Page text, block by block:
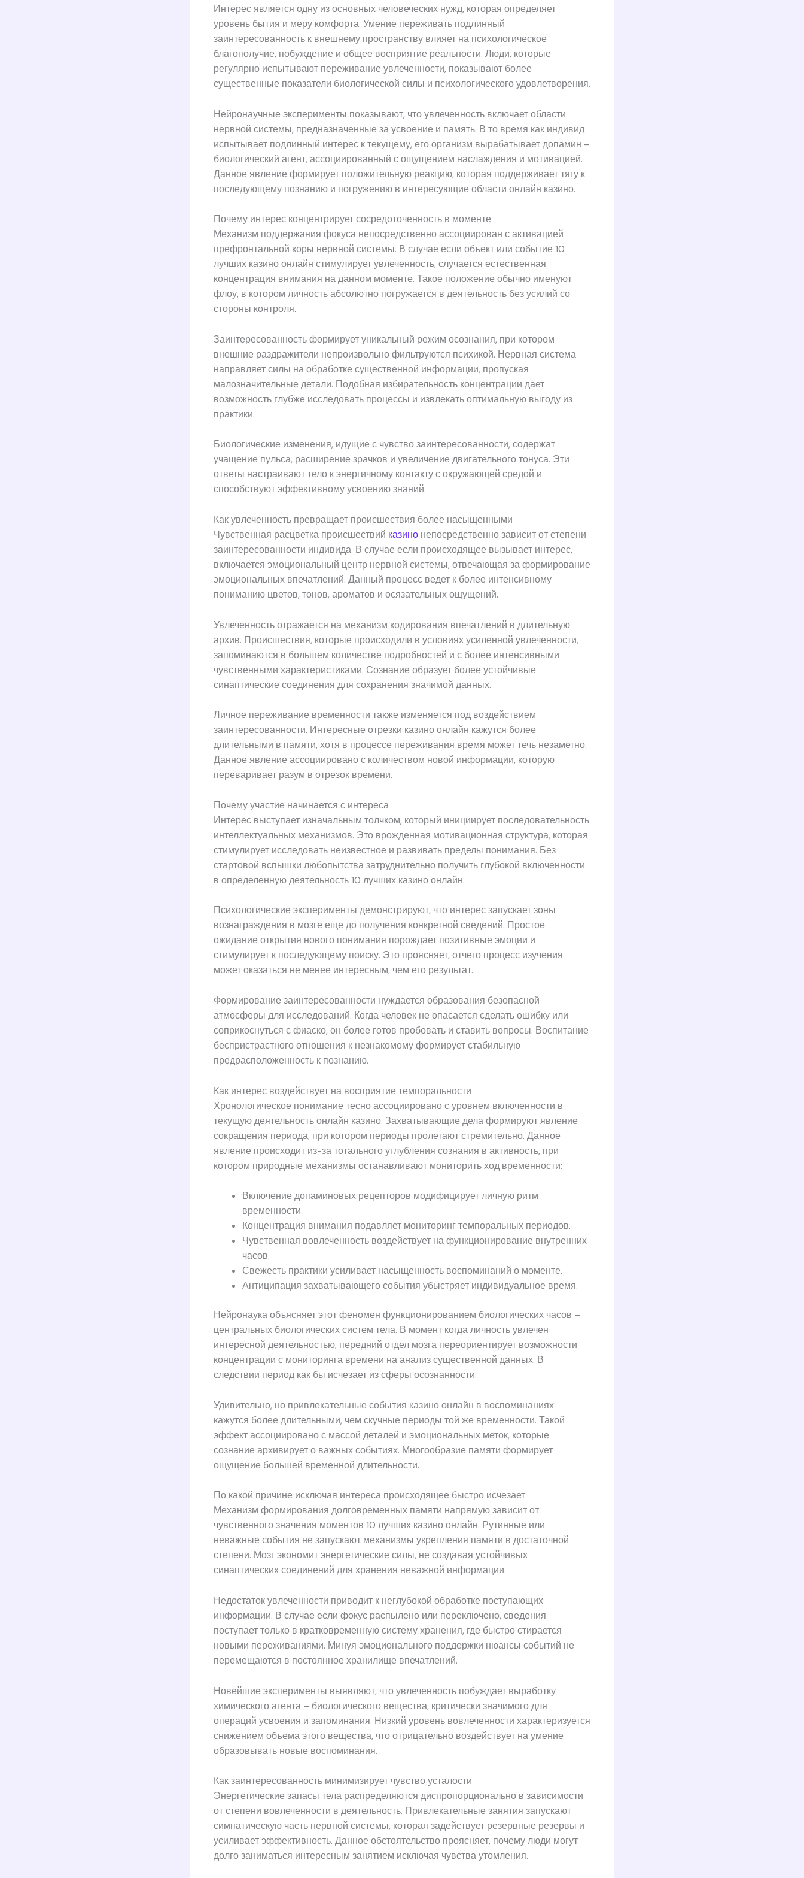
Интерес является одну из основных человеческих нужд, которая определяет
уровень бытия и меру комфорта. Умение переживать подлинный
заинтересованность к внешнему пространству влияет на психологическое
благополучие, побуждение и общее восприятие реальности. Люди, которые
регулярно испытывают переживание увлеченности, показывают более
существенные показатели биологической силы и психологического удовлетворения.
Нейронаучные эксперименты показывают, что увлеченность включает области
нервной системы, предназначенные за усвоение и память. В то время как индивид
испытывает подлинный интерес к текущему, его организм вырабатывает допамин –
биологический агент, ассоциированный с ощущением наслаждения и мотивацией.
Данное явление формирует положительную реакцию, которая поддерживает тягу к
последующему познанию и погружению в интересующие области онлайн казино.
Почему интерес концентрирует сосредоточенность в моменте
Механизм поддержания фокуса непосредственно ассоциирован с активацией
префронтальной коры нервной системы. В случае если объект или событие 10
лучших казино онлайн стимулирует увлеченность, случается естественная
концентрация внимания на данном моменте. Такое положение обычно именуют
флоу, в котором личность абсолютно погружается в деятельность без усилий со
стороны контроля.
Заинтересованность формирует уникальный режим осознания, при котором
внешние раздражители непроизвольно фильтруются психикой. Нервная система
направляет силы на обработке существенной информации, пропуская
малозначительные детали. Подобная избирательность концентрации дает
возможность глубже исследовать процессы и извлекать оптимальную выгоду из
практики.
Биологические изменения, идущие с чувство заинтересованности, содержат
учащение пульса, расширение зрачков и увеличение двигательного тонуса. Эти
ответы настраивают тело к энергичному контакту с окружающей средой и
способствуют эффективному усвоению знаний.
Как увлеченность превращает происшествия более насыщенными
Чувственная расцветка происшествий казино непосредственно зависит от степени
заинтересованности индивида. В случае если происходящее вызывает интерес,
включается эмоциональный центр нервной системы, отвечающая за формирование
эмоциональных впечатлений. Данный процесс ведет к более интенсивному
пониманию цветов, тонов, ароматов и осязательных ощущений.
Увлеченность отражается на механизм кодирования впечатлений в длительную
архив. Происшествия, которые происходили в условиях усиленной увлеченности,
запоминаются в большем количестве подробностей и с более интенсивными
чувственными характеристиками. Сознание образует более устойчивые
синаптические соединения для сохранения значимой данных.
Личное переживание временности также изменяется под воздействием
заинтересованности. Интересные отрезки казино онлайн кажутся более
длительными в памяти, хотя в процессе переживания время может течь незаметно.
Данное явление ассоциировано с количеством новой информации, которую
переваривает разум в отрезок времени.
Почему участие начинается с интереса
Интерес выступает изначальным толчком, который инициирует последовательность
интеллектуальных механизмов. Это врожденная мотивационная структура, которая
стимулирует исследовать неизвестное и развивать пределы понимания. Без
стартовой вспышки любопытства затруднительно получить глубокой включенности
в определенную деятельность 10 лучших казино онлайн.
Психологические эксперименты демонстрируют, что интерес запускает зоны
вознаграждения в мозге еще до получения конкретной сведений. Простое
ожидание открытия нового понимания порождает позитивные эмоции и
стимулирует к последующему поиску. Это проясняет, отчего процесс изучения
может оказаться не менее интересным, чем его результат.
Формирование заинтересованности нуждается образования безопасной
атмосферы для исследований. Когда человек не опасается сделать ошибку или
соприкоснуться с фиаско, он более готов пробовать и ставить вопросы. Воспитание
беспристрастного отношения к незнакомому формирует стабильную
предрасположенность к познанию.
Как интерес воздействует на восприятие темпоральности
Хронологическое понимание тесно ассоциировано с уровнем включенности в
текущую деятельность онлайн казино. Захватывающие дела формируют явление
сокращения периода, при котором периоды пролетают стремительно. Данное
явление происходит из-за тотального углубления сознания в активность, при
котором природные механизмы останавливают мониторить ход временности:
Включение допаминовых рецепторов модифицирует личную ритм
временности.
Концентрация внимания подавляет мониторинг темпоральных периодов.
Чувственная вовлеченность воздействует на функционирование внутренних
часов.
Свежесть практики усиливает насыщенность воспоминаний о моменте.
Антиципация захватывающего события убыстряет индивидуальное время.
Нейронаука объясняет этот феномен функционированием биологических часов –
центральных биологических систем тела. В момент когда личность увлечен
интересной деятельностью, передний отдел мозга переориентирует возможности
концентрации с мониторинга времени на анализ существенной данных. В
следствии период как бы исчезает из сферы осознанности.
Удивительно, но привлекательные события казино онлайн в воспоминаниях
кажутся более длительными, чем скучные периоды той же временности. Такой
эффект ассоциировано с массой деталей и эмоциональных меток, которые
сознание архивирует о важных событиях. Многообразие памяти формирует
ощущение большей временной длительности.
По какой причине исключая интереса происходящее быстро исчезает
Механизм формирования долговременных памяти напрямую зависит от
чувственного значения моментов 10 лучших казино онлайн. Рутинные или
неважные события не запускают механизмы укрепления памяти в достаточной
степени. Мозг экономит энергетические силы, не создавая устойчивых
синаптических соединений для хранения неважной информации.
Недостаток увлеченности приводит к неглубокой обработке поступающих
информации. В случае если фокус распылено или переключено, сведения
поступает только в кратковременную систему хранения, где быстро стирается
новыми переживаниями. Минуя эмоционального поддержки нюансы событий не
перемещаются в постоянное хранилище впечатлений.
Новейшие эксперименты выявляют, что увлеченность побуждает выработку
химического агента – биологического вещества, критически значимого для
операций усвоения и запоминания. Низкий уровень вовлеченности характеризуется
снижением объема этого вещества, что отрицательно воздействует на умение
образовывать новые воспоминания.
Как заинтересованность минимизирует чувство усталости
Энергетические запасы тела распределяются диспропорционально в зависимости
от степени вовлеченности в деятельность. Привлекательные занятия запускают
симпатическую часть нервной системы, которая задействует резервные резервы и
усиливает эффективность. Данное обстоятельство проясняет, почему люди могут
долго заниматься интересным занятием исключая чувства утомления.